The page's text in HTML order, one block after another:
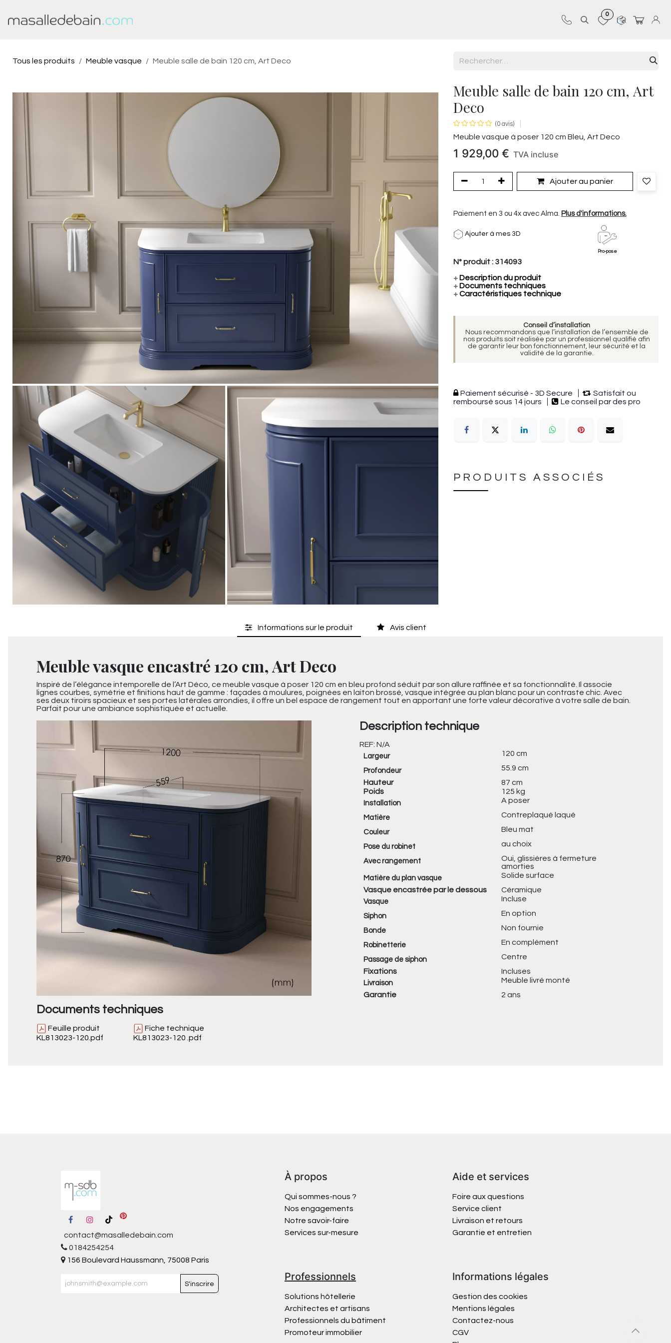
0
Tous les produits Meuble vasque Meuble salle de bain 120 cm, Art Deco
Meuble salle de bain 120 cm, Art
Deco
(0 avis)
Meuble vasque à poser 120 cm Bleu, Art Deco
1 929,00€ TVA incluse
Ajouter au panier
Paiement en 3 ou 4x avec Alma. Plus d'informations.
Ajouter à mes 3D
Pro-pose
N° produit : 314093
+Description du produit
+Documents techniques
+Caractéristiques technique
Conseil d’installation
Nous recommandons que l’installation de l’ensemble de
nos produits soit réalisée par un professionnel qualifié afin
de garantir leur bon fonctionnement, leur sécurité et la
validité de la garantie.
Paiement sécurisé - 3D Secure
Satisfait ou
remboursé sous 14 jours
Le conseil par des pro
PRODUITS ASSOCIÉS
Informations sur le produit Avis client
Meuble vasque encastré 120 cm, Art Deco
Inspiré de l’élégance intemporelle de l’Art Déco, ce meuble vasque à poser 120 cm en bleu profond séduit par son allure raffinée et sa fonctionnalité. Il associe
lignes courbes, symétrie et finitions haut de gamme : façades à moulures, poignées en laiton brossé, vasque intégrée au plan blanc pour un contraste chic. Avec
ses deux tiroirs spacieux et ses portes latérales arrondies, il offre un bel espace de rangement tout en apportant une forte valeur décorative à votre salle de bain.
Parfait pour une ambiance sophistiquée et actuelle.
Documents techniques
Feuille produit
KL813023-120.pdf
Fiche technique
KL813023-120 .pdf
Description technique
REF: N/A
Largeur 120 cm
Profondeur
55.9 cm
Hauteur
87 cm
Poids
125 kg
Installation A poser
Matière Contreplaqué laqué
Couleur Bleu mat
Pose du robinet au choix
Avec rangement
Oui, glissières à fermeture
amorties
Matière du plan vasque
Solide surface
Vasque encastrée par le dessous
Céramique
Vasque Incluse
Siphon En option
Bonde Non fournie
Robinetterie En complément
Passage de siphon
Centre
Fixations
Incluses
Livraison
Meuble livré monté
Garantie
2 ans
contact@masalledebain.com
0184254254
156 Boulevard Haussmann, 75008 Paris
S'inscrire
Professionnels
Solutions hôtellerie
Architectes et artisans
Professionnels du bâtiment
Promoteur immobilier
À propos
Qui sommes-nous ?
Nos engagements
Notre savoir-faire
Services sur-mesure
Aide et services
Foire aux questions
Service client
Livraison et retours
Garantie et entretien
Informations légales
Gestion des cookies
Mentions légales
Contactez-nous
CGV